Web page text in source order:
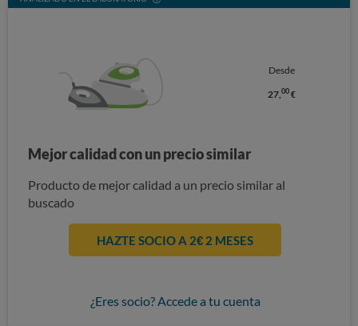
Desde
27, 00€
Mejor calidad con un precio similar
Producto de mejor calidad a un precio similar al
buscado
HAZTE SOCIO A 2€ 2 MESES
¿Eres socio? Accede a tu cuenta